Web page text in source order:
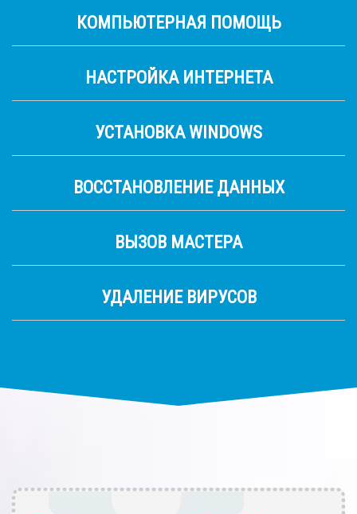
КОМПЬЮТЕРНАЯ ПОМОЩЬ
НАСТРОЙКА ИНТЕРНЕТА
УСТАНОВКА WINDOWS
ВОССТАНОВЛЕНИЕ ДАННЫХ
ВЫЗОВ МАСТЕРА
УДАЛЕНИЕ ВИРУСОВ